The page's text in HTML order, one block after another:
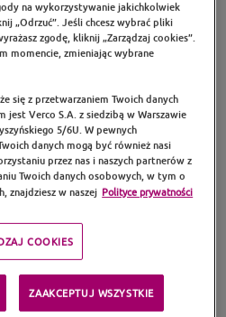
na skład tłuszczu
się spożycia kwasów
wysokoprzetworzona)
kwasów tłuszczowych
DIETA
byćzróżnicowana
zawierać różne warzywa
ryby (przy unikaniu ryb
tuńczyk biały
jaja, orzechy i tłuszcze
może jeść produkty
na wykorzystywanie jakichkolwiek
„Odrzuć”. Jeśli chcesz wybrać pliki
zgodę, kliknij „Zarządzaj cookies”.
momencie, zmieniając wybrane
się z przetwarzaniem Twoich danych
Verco S.A. z siedzibą w Warszawie
5/6U. W pewnych
danych mogą być również nasi
przez nas i naszych partnerów z
Twoich danych osobowych, w tym o
znajdziesz w naszej Polityce prywatności
COOKIES
ZAAKCEPTUJ WSZYSTKIE